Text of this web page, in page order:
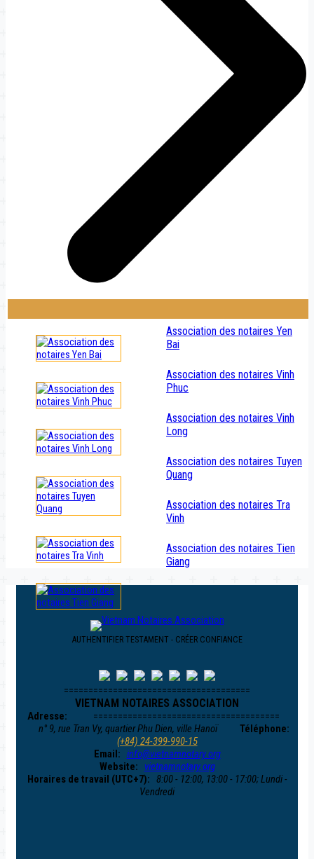
Association des notaires Yen
Bai
Association des notaires Vinh
Phuc
Association des notaires Vinh
Long
Association des notaires Tuyen
Quang
Association des notaires Tra
Vinh
Association des notaires Tien
Giang
AUTHENTIFIER TESTAMENT - CRÉER CONFIANCE
======================================
VIETNAM NOTAIRES ASSOCIATION
======================================
Adresse:
n° 9, rue Tran Vy, quartier Phu Dien, ville Hanoï
Téléphone:
(+84) 24-399-990-15
Email: info@vietnamnotary.org
Website:
vietnamnotary.org
Horaires de travail (UTC+7): 8:00 - 12:00, 13:00 - 17:00; Lundi -
Vendredi